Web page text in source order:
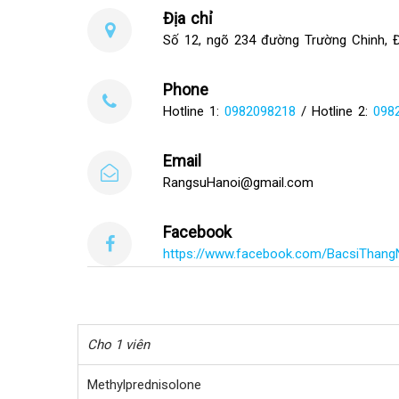
tháo vít neo
chặn, thay
các phụ kiện
Địa chỉ
Số 12, ngõ 234 đường Trường Chinh,
Phone
Hotline 1: 0982098218 / Hotline 2:
Email
RangsuHanoi@gmail.com
Facebook
https://www.facebook.com/
Cho 1 viên
Methylprednisolone